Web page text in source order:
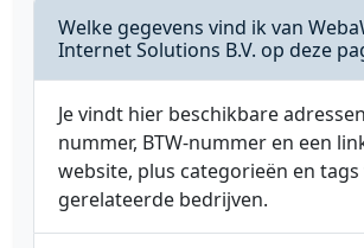
Welke gegevens vind ik van
Internet Solutions B.V. op deze
Je vindt hier beschikbare
nummer, BTW-nummer en een
website, plus categorieën en
gerelateerde bedrijven.